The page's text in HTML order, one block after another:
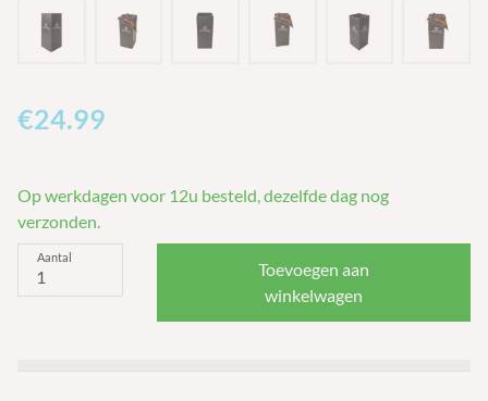
€24.99
Op werkdagen voor 12u besteld, dezelfde dag nog
verzonden.
Aantal
Toevoegen aan
winkelwagen